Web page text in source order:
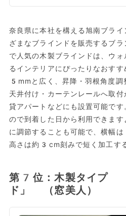
奈良県に本社を構える旭南ブラ
ざまなブラインドを販売するブ
で人気の木製ブラインドは、ウ
るインテリアにぴったりなおす
5mmと広く、昇降・羽根角度調
天井付け・カーテンレールへ取
貸アパートなどにも設置可能で
ので到着した日から利用できま
に調節することも可能で、横
高さは約3cm刻みで短く加工す
第7位：木製タイプ
ド」 （窓美人）